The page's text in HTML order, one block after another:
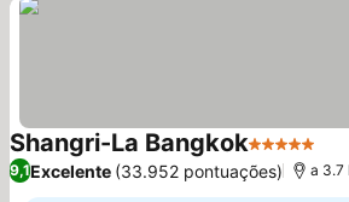
Shangri-La Bangkok5 Estrelas
9,1Excelente (33.952 pontuações) a 3.7